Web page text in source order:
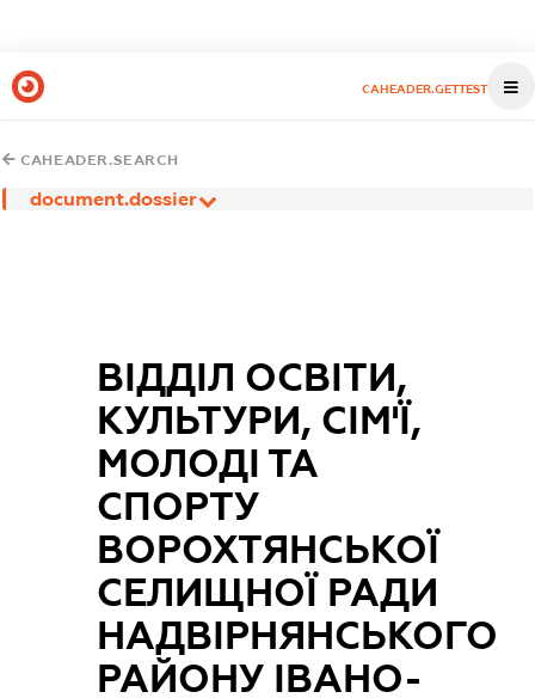
CAHEADER.GETTEST
CAHEADER.SEARCH
document.dossier
ВІДДІЛ ОСВІТИ,
КУЛЬТУРИ, СІМ'Ї,
МОЛОДІ ТА
СПОРТУ
ВОРОХТЯНСЬКОЇ
СЕЛИЩНОЇ РАДИ
НАДВІРНЯНСЬКОГО
РАЙОНУ ІВАНО-